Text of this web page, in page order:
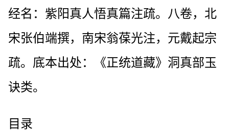
经名：紫阳真人悟真篇注疏。八卷，北
宋张伯端撰，南宋翁葆光注，元戴起宗
疏。底本出处：《正统道藏》洞真部玉
诀类。
目录